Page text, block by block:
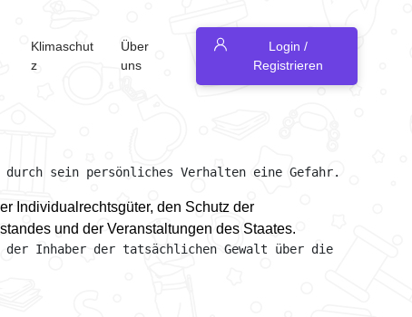
Klimaschut
z
Über
uns
Login /
Registrieren
sein persönliches Verhalten eine Gefahr.
Individualrechtsgüter, den Schutz der
und der Veranstaltungen des Staates.
der Inhaber der tatsächlichen Gewalt über die